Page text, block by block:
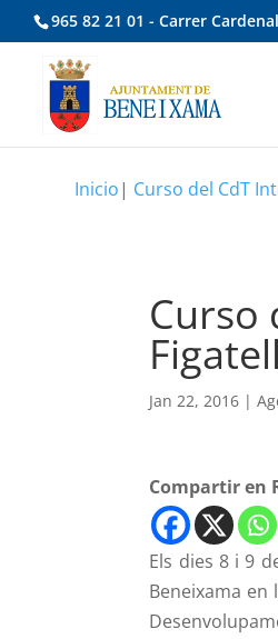
965 82 21 01 - Carrer
Inicio| Curso del CdT
Curso
Jan 22, 2016 |
Compartir en
Els dies 8 i 9
Beneixama